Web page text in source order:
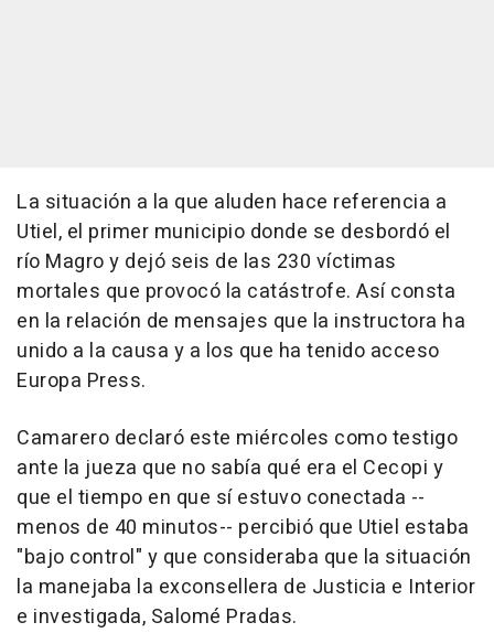
La situación a la que aluden hace referencia a
Utiel, el primer municipio donde se desbordó el
río Magro y dejó seis de las 230 víctimas
mortales que provocó la catástrofe. Así consta
en la relación de mensajes que la instructora ha
unido a la causa y a los que ha tenido acceso
Europa Press.
Camarero declaró este miércoles como testigo
ante la jueza que no sabía qué era el Cecopi y
que el tiempo en que sí estuvo conectada --
menos de 40 minutos-- percibió que Utiel estaba
"bajo control" y que consideraba que la situación
la manejaba la exconsellera de Justicia e Interior
e investigada, Salomé Pradas.